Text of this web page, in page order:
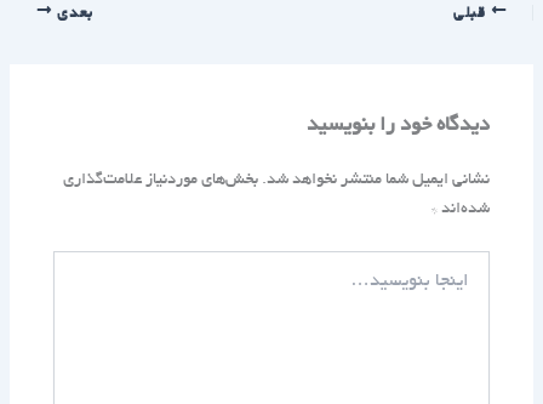
قبلی بعدی
دیدگاه‌ خود را بنویسید
نشانی ایمیل شما منتشر نخواهد شد. بخش‌های موردنیاز علامت‌گذاری
شده‌اند*
بنویسید…